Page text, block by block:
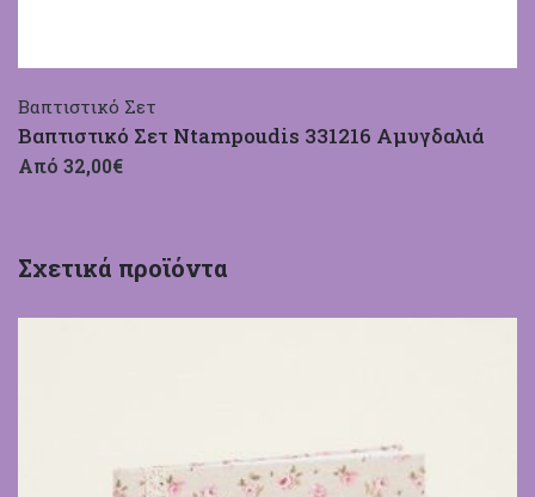
Βαπτιστικό Σετ
Βαπτιστικό Σετ Ntampoudis 331216 Αμυγδαλιά
Από 32,00€
Σχετικά προϊόντα